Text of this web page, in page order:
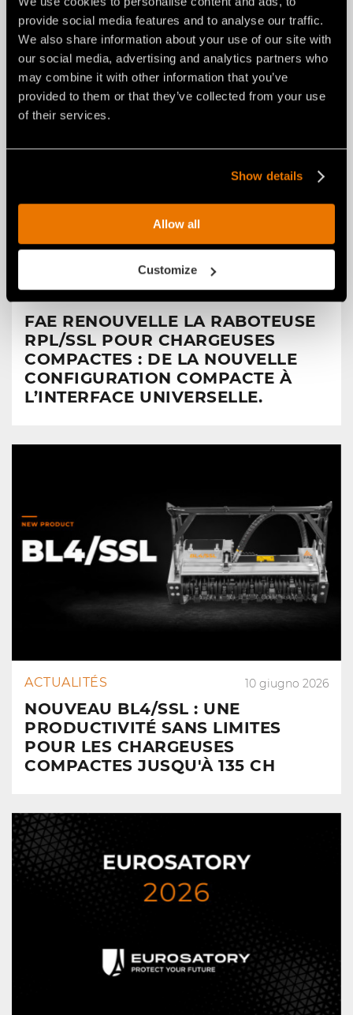
provide social media features and to analyse our traffic.
We also share information about your use of our site with
our social media, advertising and analytics partners who
may combine it with other information that you’ve
provided to them or that they’ve collected from your use
of their services.
Show details
Allow all
Customize
2 À 4 T.
ACTUALITÉS
FAE RENOUVELLE LA RABOTEUSE
RPL/SSL POUR CHARGEUSES
COMPACTES : DE LA NOUVELLE
CONFIGURATION COMPACTE À
L’INTERFACE UNIVERSELLE.
ACTUALITÉS 10 giugno 2026
NOUVEAU BL4/SSL : UNE
PRODUCTIVITÉ SANS LIMITES
POUR LES CHARGEUSES
COMPACTES JUSQU'À 135 CH